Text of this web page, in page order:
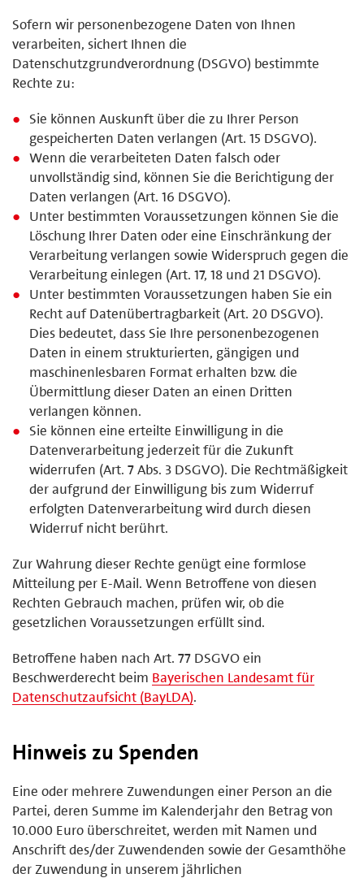
Sofern wir personenbezogene Daten von Ihnen
verarbeiten, sichert Ihnen die
Datenschutzgrundverordnung (DSGVO) bestimmte
Rechte zu:
Sie können Auskunft über die zu Ihrer Person
gespeicherten Daten verlangen (Art. 15 DSGVO).
Wenn die verarbeiteten Daten falsch oder
unvollständig sind, können Sie die Berichtigung der
Daten verlangen (Art. 16 DSGVO).
Unter bestimmten Voraussetzungen können Sie die
Löschung Ihrer Daten oder eine Einschränkung der
Verarbeitung verlangen sowie Widerspruch gegen die
Verarbeitung einlegen (Art. 17, 18 und 21 DSGVO).
Unter bestimmten Voraussetzungen haben Sie ein
Recht auf Datenübertragbarkeit (Art. 20 DSGVO).
Dies bedeutet, dass Sie Ihre personenbezogenen
Daten in einem strukturierten, gängigen und
maschinenlesbaren Format erhalten bzw. die
Übermittlung dieser Daten an einen Dritten
verlangen können.
Sie können eine erteilte Einwilligung in die
Datenverarbeitung jederzeit für die Zukunft
widerrufen (Art. 7 Abs. 3 DSGVO). Die Rechtmäßigkeit
der aufgrund der Einwilligung bis zum Widerruf
erfolgten Datenverarbeitung wird durch diesen
Widerruf nicht berührt.
Zur Wahrung dieser Rechte genügt eine formlose
Mitteilung per E-Mail. Wenn Betroffene von diesen
Rechten Gebrauch machen, prüfen wir, ob die
gesetzlichen Voraussetzungen erfüllt sind.
Betroffene haben nach Art. 77 DSGVO ein
Beschwerderecht beim Bayerischen Landesamt für
Datenschutzaufsicht (BayLDA).
Hinweis zu Spenden
Eine oder mehrere Zuwendungen einer Person an die
Partei, deren Summe im Kalenderjahr den Betrag von
10.000 Euro überschreitet, werden mit Namen und
Anschrift des/der Zuwendenden sowie der Gesamthöhe
der Zuwendung in unserem jährlichen